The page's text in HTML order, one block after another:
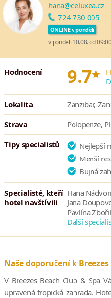
V každém pokoji i ve všech
Hotel bude v rekonstrukci od
hana@deluxea.cz
724 730 005
ONLINE v pondělí
v pondělí 10.08. od
Hodnocení 9.7*
Lokalita Zanzibar,
Strava Polopenze,
Tipy specialistů
Nejlepší
Menší
Bujná
Specialisté, kteří
hotel navštívili
Hana
Jana
Pavlína
Další
Naše doporučení k Breezes
V Breezes Beach Club & Spa
upravená tropická zahrada.